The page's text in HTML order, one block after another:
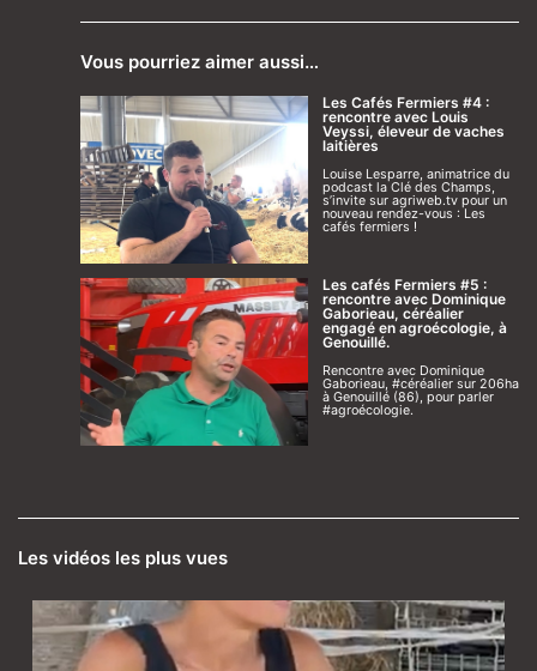
Vous pourriez aimer aussi…
Les Cafés Fermiers #4 :
rencontre avec Louis
Veyssi, éleveur de vaches
laitières
Louise Lesparre, animatrice du
podcast la Clé des Champs,
s’invite sur agriweb.tv pour un
nouveau rendez-vous : Les
cafés fermiers !
Les cafés Fermiers #5 :
rencontre avec Dominique
Gaborieau, céréalier
engagé en agroécologie, à
Genouillé.
Rencontre avec Dominique
Gaborieau, #céréalier sur 206ha
à Genouillé (86), pour parler
#agroécologie.
Les vidéos les plus vues